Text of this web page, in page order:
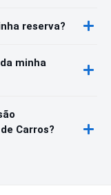
reserva?
minha
Carros?